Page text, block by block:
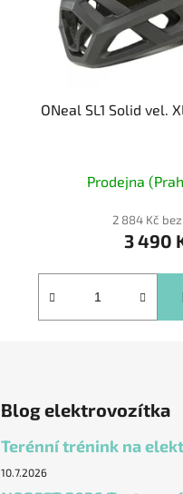
ONeal SL1 Solid vel.
Prodejna
2 884 Kč bez
3 490
Blog elektrovozítka
Terénní trénink na
10.7.2026